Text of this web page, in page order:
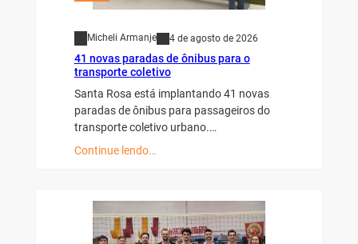
Micheli Armanje 4 de agosto de 2026
41 novas paradas de ônibus para o
transporte coletivo
Santa Rosa está implantando 41 novas
paradas de ônibus para passageiros do
transporte coletivo urbano.…
Continue lendo…